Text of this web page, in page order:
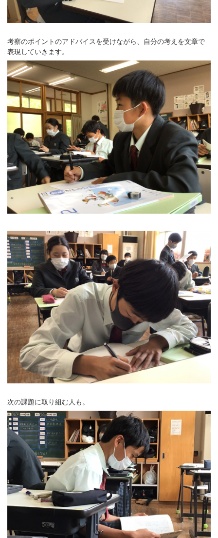
考察のポイントのアドバイスを受けながら、自分の考えを文章で
表現していきます。
次の課題に取り組む人も。